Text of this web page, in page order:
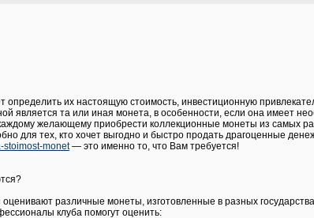
их настоящую стоимость, инвестиционную
является та или иная монета, в особенности, если она имеет
желающему приобрести коллекционные монеты из самых
для тех, кто хочет выгодно и быстро продать драгоценные
stoimost-monet— это именно то, что Вам требуется!
различные монеты, изготовленные в разных
клуба помогут оценить: